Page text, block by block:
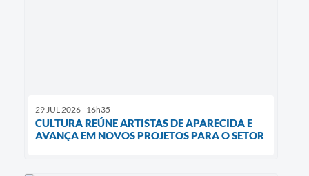
29 JUL 2026 - 16h35
CULTURA REÚNE ARTISTAS DE APARECIDA E
AVANÇA EM NOVOS PROJETOS PARA O SETOR